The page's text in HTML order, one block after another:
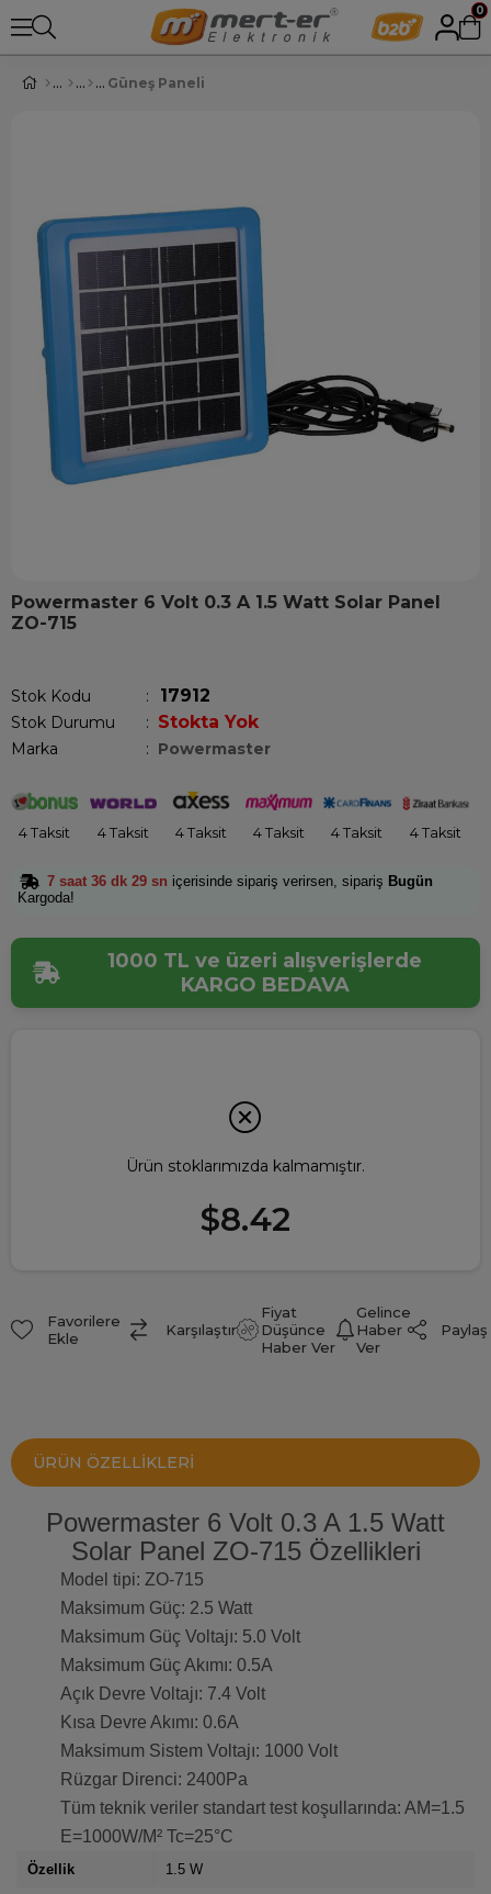
0
Güneş Paneli
Powermaster 6 Volt 0.3 A 1.5 Watt Solar Panel
ZO-715
Stok Kodu 17912
Stok Durumu : Stokta Yok
Marka : Powermaster
4 Taksit 4 Taksit 4 Taksit 4 Taksit 4 Taksit 4 Taksit
7 saat 36 dk 29 sn içerisinde sipariş verirsen, sipariş Bugün
Kargoda!
1000 TL ve üzeri alışverişlerde
KARGO BEDAVA
Ürün stoklarımızda kalmamıştır.
$8.42
Favorilere
Ekle
Karşılaştır
Fiyat
Düşünce
Haber Ver
Gelince
Haber
Ver
Paylaş
ÜRÜN ÖZELLIKLERI
Powermaster 6 Volt 0.3 A 1.5 Watt
Solar Panel ZO-715 Özellikleri
Model tipi: ZO-715
Maksimum Güç: 2.5 Watt
Maksimum Güç Voltajı: 5.0 Volt
Maksimum Güç Akımı: 0.5A
Açık Devre Voltajı: 7.4 Volt
Kısa Devre Akımı: 0.6A
Maksimum Sistem Voltajı: 1000 Volt
Rüzgar Direnci: 2400Pa
Tüm teknik veriler standart test koşullarında: AM=1.5
E=1000W/M² Tc=25°C
Özellik 1.5 W